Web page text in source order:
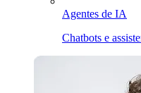
Agentes de IA
Chatbots e